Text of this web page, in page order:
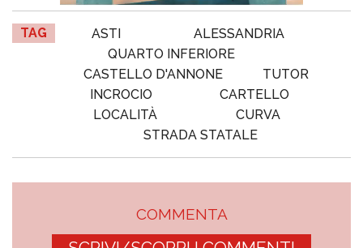
TAG ASTI
ALESSANDRIA
QUARTO INFERIORE
CASTELLO D'ANNONE
TUTOR
INCROCIO
CARTELLO
LOCALITÀ
CURVA
STRADA STATALE
COMMENTA